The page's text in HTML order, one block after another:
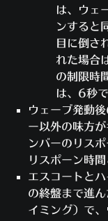
は、ウェ
ンすると
目に倒さ
れた場合
の制限時
は、6秒
ウェーブ発動
ー以外の味方
ンバーのリス
リスポーン時
エスコートと
の終盤まで進
イミング）で